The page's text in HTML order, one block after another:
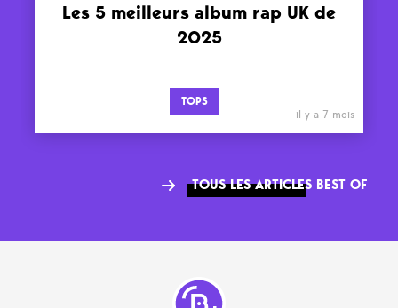
Les 5 meilleurs album rap UK de
2025
TOPS
il y a 7 mois
TOUS LES ARTICLES BEST OF